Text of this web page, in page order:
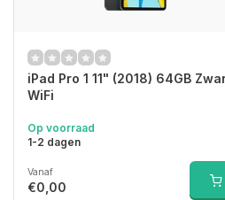
iPad Pro 1 11" (2018) 64GB
WiFi
Op voorraad
1-2 dagen
Vanaf
€0,00